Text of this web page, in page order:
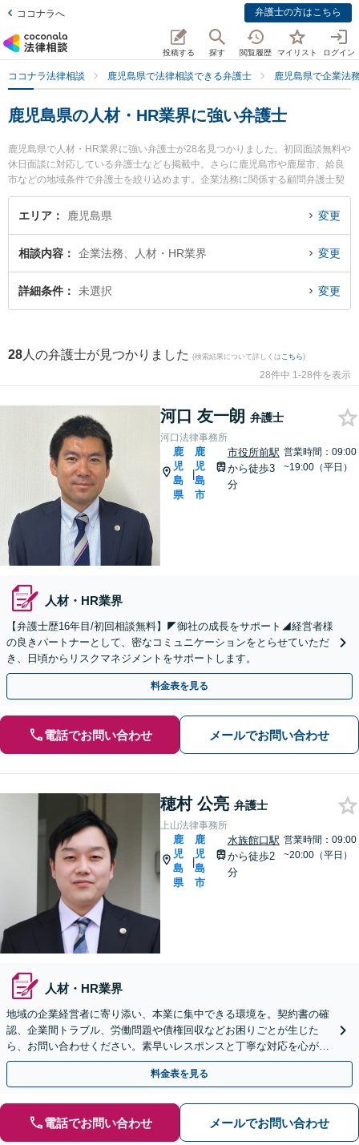
ココナラへ 弁護士の方はこちら
投稿する 探す 閲覧履歴 マイリスト ログイン
ココナラ法律相談 鹿児島県で法律相談できる弁護士 鹿児島県で企業法
鹿児島県の人材・HR業界に強い弁護士
鹿児島県で人材・HR業界に強い弁護士が28名見つかりました。初回面談無料や
休日面談に対応している弁護士なども掲載中。さらに鹿児島市や鹿屋市、姶良
市などの地域条件で弁護士を絞り込めます。企業法務に関係する顧問弁護士契
約や契約書作成・リーガルチェック、雇用契約書・就業規則作成等の細かな分
野での絞り込み検索もでき便利です。特に河口法律事務所の河口 友一朗弁護士
や夜間に発生した人材・HR業界のトラブルを今すぐに弁護士に相談したい』
『人材・HR業界のトラブル解決の実績豊富な近くの弁護士を検索したい』『初
回相談無料で人材・HR業界を法律相談できる鹿児島県内の弁護士に相談予約し
エリア 鹿児島県 変更
相談内容 企業法務、人材・HR業界 変更
詳細条件 未選択 変更
28 人の弁護士が見つかりました (検索結果について詳しくは こちら)
28件中 1-28件を表示
河口 友一朗 弁護士
河口法律事務所
鹿
児
島
県
|
鹿
児
島
市
市役所前駅
から徒歩3
分
営業時間：09:00
~19:00（平日）
人材・HR業界
【弁護士歴16年目/初回相談無料】◤御社の成長をサポート◢経営者様
の良きパートナーとして、密なコミュニケーションをとらせていただ
き、日頃からリスクマネジメントをサポートします。
料金表を見る
電話でお問い合わせ メールでお問い合わせ
穂村 公亮 弁護士
上山法律事務所
鹿
児
島
県
|
鹿
児
島
市
水族館口駅
から徒歩2
分
営業時間：09:00
~20:00（平日）
人材・HR業界
地域の企業経営者に寄り添い、本業に集中できる環境を。契約書の確
認、企業間トラブル、労働問題や債権回収などお困りごとが生じた
ら、お問い合わせください。素早いレスポンスと丁寧な対応を心がけ
ております。
料金表を見る
電話でお問い合わせ メールでお問い合わせ